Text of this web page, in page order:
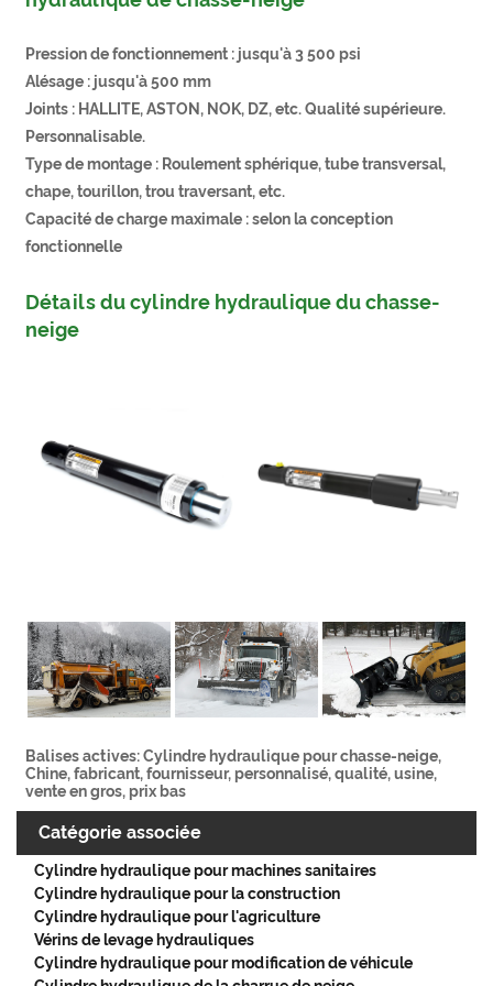
Pression de fonctionnement : jusqu'à 3 500 psi
Alésage : jusqu'à 500 mm
Joints : HALLITE, ASTON, NOK, DZ, etc. Qualité supérieure.
Personnalisable.
Type de montage : Roulement sphérique, tube transversal,
chape, tourillon, trou traversant, etc.
Capacité de charge maximale : selon la conception
fonctionnelle
Détails du cylindre hydraulique du chasse-
neige
Balises actives: Cylindre hydraulique pour chasse-neige,
Chine, fabricant, fournisseur, personnalisé, qualité, usine,
vente en gros, prix bas
Catégorie associée
Cylindre hydraulique pour machines sanitaires
Cylindre hydraulique pour la construction
Cylindre hydraulique pour l'agriculture
Vérins de levage hydrauliques
Cylindre hydraulique pour modification de véhicule